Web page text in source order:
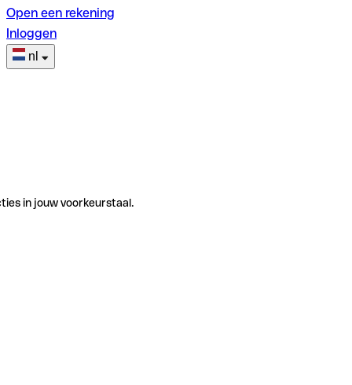
Open een rekening
Inloggen
nl
in jouw voorkeurstaal.